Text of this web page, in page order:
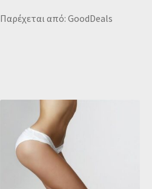
Παρέχεται από: GoodDeals